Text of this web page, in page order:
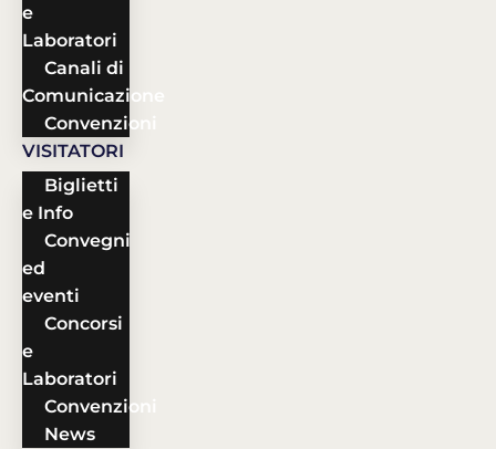
e
Laboratori
Canali di
Comunicazione
Convenzioni
VISITATORI
Biglietti
e Info
Convegni
ed
eventi
Concorsi
e
Laboratori
Convenzioni
News